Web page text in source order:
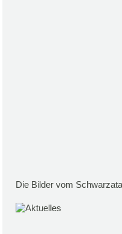
Die Bilder vom